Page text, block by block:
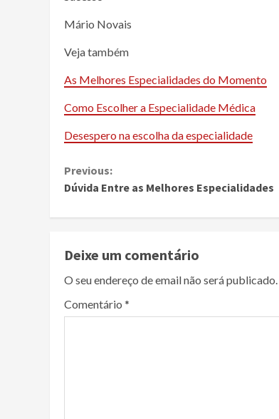
Mário Novais
Veja também
As Melhores Especialidades do Momento
Como Escolher a Especialidade Médica
Desespero na escolha da especialidade
Continue
Previous:
Dúvida Entre as Melhores Especialidades
Deixe um comentário
O seu endereço de email não será publicado.
Comentário *